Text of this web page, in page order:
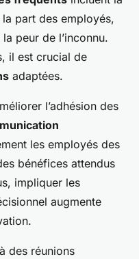
part des employés,
peur de l’inconnu.
il est crucial de
adaptées.
l’adhésion des
les employés des
bénéfices attendus
impliquer les
augmente
des réunions